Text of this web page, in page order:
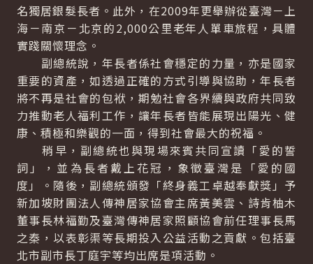
名獨居銀髮長者。此外，在2009年更舉辦從臺灣－上
海－南京－北京的2,000公里老年人單車旅程，具體
實踐關懷理念。
副總統說，年長者係社會穩定的力量，亦是國家
重要的資產，如透過正確的方式引導與協助，年長者
將不再是社會的包袱，期勉社會各界續與政府共同致
力推動老人福利工作，讓年長者皆能展現出陽光、健
康、積極和樂觀的一面，得到社會最大的祝福。
稍早，副總統也與現場來賓共同宣讀「愛的誓
詞」，並為長者戴上花冠，象徵臺灣是「愛的國
度」。隨後，副總統頒發「終身義工卓越奉獻獎」予
新加坡財團法人傳神居家協會主席黃美雲、詩肯柚木
董事長林福勤及臺灣傳神居家照顧協會前任理事長馬
之秦，以表彰渠等長期投入公益活動之貢獻。包括臺
北市副市長丁庭宇等均出席是項活動。